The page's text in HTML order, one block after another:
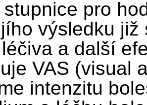
pro
výsledku
a další
VAS (visual
intenzitu